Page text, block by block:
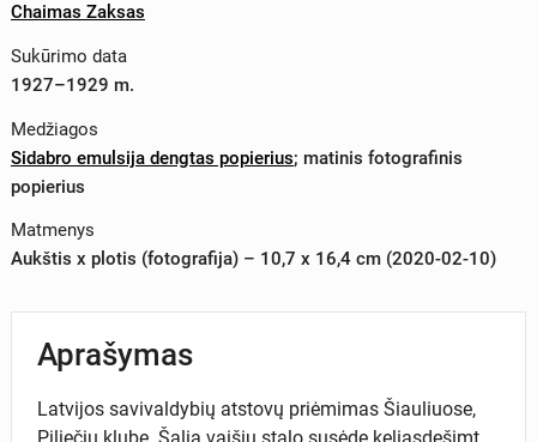
Chaimas Zaksas
Sukūrimo data
1927–1929 m.
Medžiagos
Sidabro emulsija dengtas popierius; matinis fotografinis
popierius
Matmenys
Aukštis x plotis (fotografija) – 10,7 x 16,4 cm (2020-02-10)
Aprašymas
Latvijos savivaldybių atstovų priėmimas Šiauliuose,